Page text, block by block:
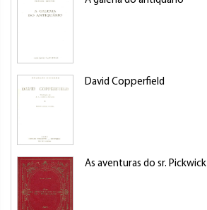
David Copperfield
As aventuras do sr. Pickwick